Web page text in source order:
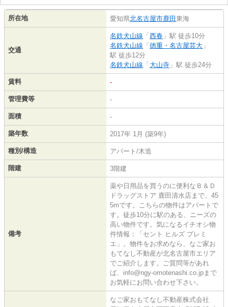
所在地 愛知県北名古屋市鹿田 東海
交通
名鉄犬山線 「 西春 」駅 徒歩10分
名鉄犬山線 「 徳重・名古屋芸大 」
駅 徒歩12分
名鉄犬山線 「 大山寺 」駅 徒歩24分
賃料 -
管理費等 -
面積 -
築年数 2017年 1月 (築9年)
種別/構造 アパート/木造
階建 3階建
備考
薬や日用品を買うのに便利なＢ＆Ｄ
ドラッグストア 鹿田清水店まで、45
5mです。こちらの物件はアパートで
す。徒歩10分に駅のある、ニーズの
高い物件です。気になるイチオシ物
件情報：「セント ヒルズ プレミ
エ」。物件をお求めなら、なご家お
もてなし不動産が北名古屋市エリア
でご紹介します。ご質問等があれ
ば、info@ngy-omotenashi.co.jpまで
お気軽にお問い合わせ下さい。
なご家おもてなし不動産株式会社